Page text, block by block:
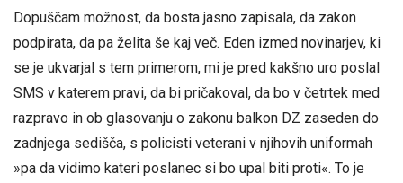
Dopuščam možnost, da bosta jasno zapisala, da zakon
podpirata, da pa želita še kaj več. Eden izmed novinarjev, ki
se je ukvarjal s tem primerom, mi je pred kakšno uro poslal
SMS v katerem pravi, da bi pričakoval, da bo v četrtek med
razpravo in ob glasovanju o zakonu balkon DZ zaseden do
zadnjega sedišča, s policisti veterani v njihovih uniformah
»pa da vidimo kateri poslanec si bo upal biti proti«. To je